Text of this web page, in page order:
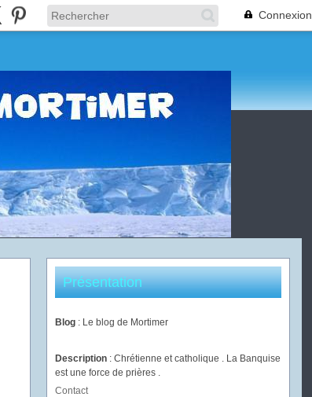
Connexion
Présentation
Blog : Le blog de Mortimer
Description : Chrétienne et catholique . La Banquise
est une force de prières .
Contact